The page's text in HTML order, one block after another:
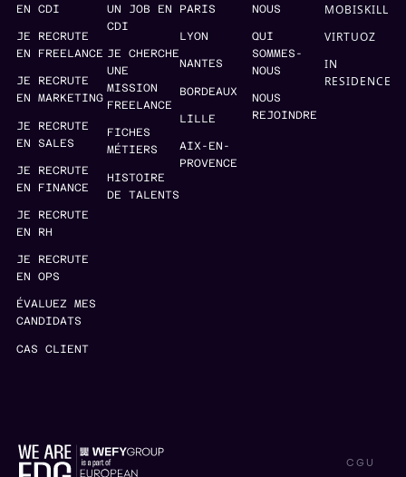
EN CDI
JE RECRUTE
EN FREELANCE
JE RECRUTE
EN MARKETING
JE RECRUTE
EN SALES
JE RECRUTE
EN FINANCE
JE RECRUTE
EN RH
JE RECRUTE
EN OPS
ÉVALUEZ MES
CANDIDATS
CAS CLIENT
UN JOB EN
CDI
JE CHERCHE
UNE
MISSION
FREELANCE
FICHES
MÉTIERS
HISTOIRE
DE TALENTS
PARIS
LYON
NANTES
BORDEAUX
LILLE
AIX-EN-
PROVENCE
NOUS
QUI
SOMMES-
NOUS
NOUS
REJOINDRE
MOBISKILL
VIRTUOZ
IN
RESIDENCE
CGU